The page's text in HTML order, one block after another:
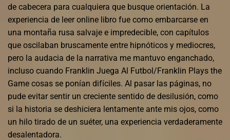
de cabecera para cualquiera que busque orientación. La
experiencia de leer online libro fue como embarcarse en
una montaña rusa salvaje e impredecible, con capítulos
que oscilaban bruscamente entre hipnóticos y mediocres,
pero la audacia de la narrativa me mantuvo enganchado,
incluso cuando Franklin Juega Al Futbol/Franklin Plays the
Game cosas se ponían difíciles. Al pasar las páginas, no
pude evitar sentir un creciente sentido de desilusión, como
si la historia se deshiciera lentamente ante mis ojos, como
un hilo tirado de un suéter, una experiencia verdaderamente
desalentadora.